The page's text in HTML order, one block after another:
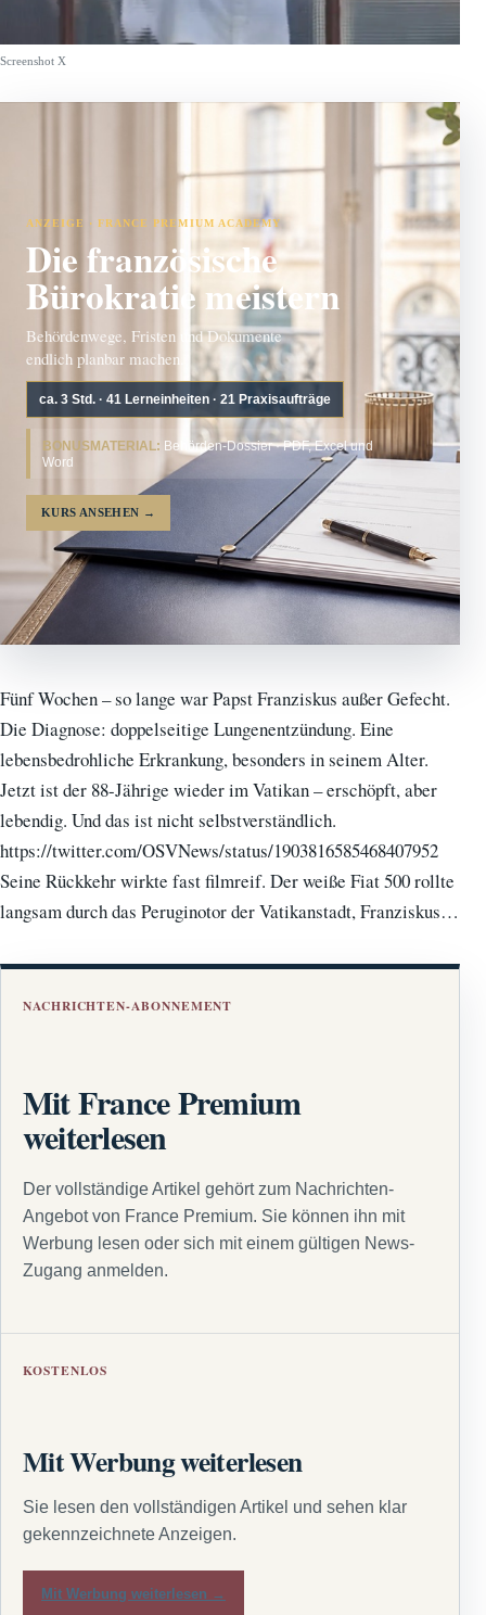
Screenshot X
ANZEIGE · FRANCE PREMIUM ACADEMY
Die französische
Bürokratie meistern
Behördenwege, Fristen und Dokumente
endlich planbar machen.
ca. 3 Std. · 41 Lerneinheiten · 21 Praxisaufträge
BONUSMATERIAL: Behörden-Dossier · PDF, Excel und
Word
KURS ANSEHEN →
Fünf Wochen – so lange war Papst Franziskus außer Gefecht.
Die Diagnose: doppelseitige Lungenentzündung. Eine
lebensbedrohliche Erkrankung, besonders in seinem Alter.
Jetzt ist der 88-Jährige wieder im Vatikan – erschöpft, aber
lebendig. Und das ist nicht selbstverständlich.
https://twitter.com/OSVNews/status/1903816585468407952
Seine Rückkehr wirkte fast filmreif. Der weiße Fiat 500 rollte
langsam durch das Peruginotor der Vatikanstadt, Franziskus…
NACHRICHTEN-ABONNEMENT
Mit France Premium
weiterlesen
Der vollständige Artikel gehört zum Nachrichten-
Angebot von France Premium. Sie können ihn mit
Werbung lesen oder sich mit einem gültigen News-
Zugang anmelden.
KOSTENLOS
Mit Werbung weiterlesen
Sie lesen den vollständigen Artikel und sehen klar
gekennzeichnete Anzeigen.
Mit Werbung weiterlesen →